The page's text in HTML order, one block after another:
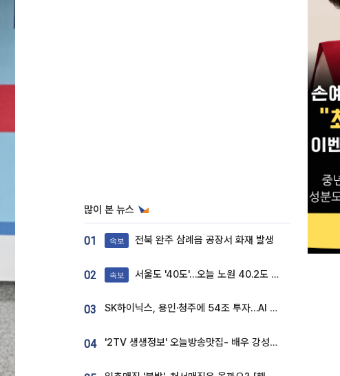
많이 본 뉴스
01 속보 전북 완주 삼례읍 공장서 화재 발생
02 속보 서울도 '40도'…오늘 노원 40.2도 기록
03 SK하이닉스, 용인·청주에 54조 투자…AI 메모리 생산기지 키운다
04 '2TV 생생정보' 오늘방송맛집- 배우 강성진 단골! 쌀국수ㆍ푸팟퐁 커리 맛집 '블○○○'